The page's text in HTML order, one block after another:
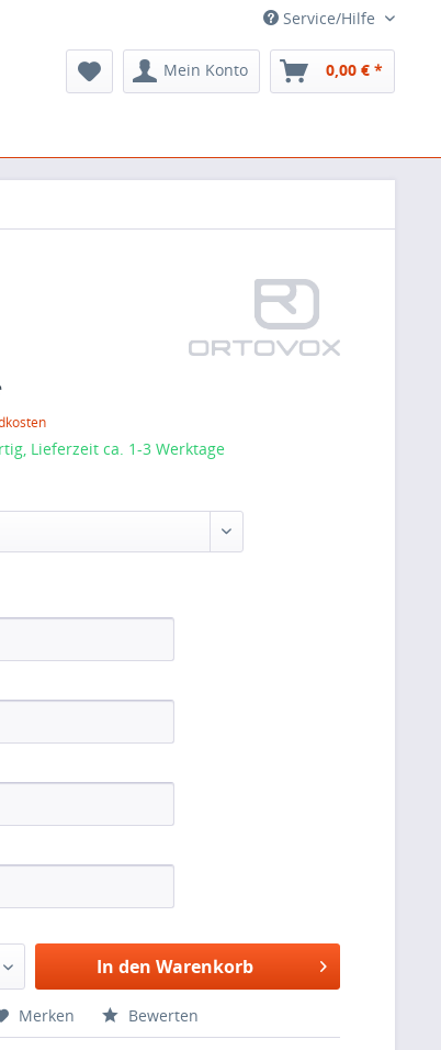
Service/Hilfe
Mein Konto 0,00 € *
Lieferzeit ca. 1-3 Werktage
In den Warenkorb
Merken Bewerten